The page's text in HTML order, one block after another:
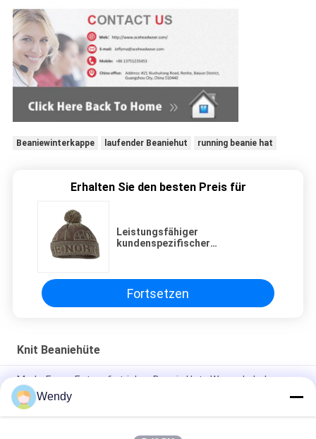
Beaniewinterkappe laufender Beaniehut running beanie hat
Erhalten Sie den besten Preis für
Leistungsfähiger
kundenspezifischer
bequem
Fortsetzen
Knit Beaniehüte
Mode-Feuer-Entwurf stricken Beanie Hats Woven Label
Character-Art
Charakter Leuchtstoff60cm stricken Beanie Hats Custom
Wendy